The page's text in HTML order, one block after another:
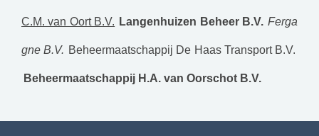
C.M. van Oort B.V. Langenhuizen Beheer B.V. Ferga
gne B.V. Beheermaatschappij De Haas Transport B.V.
Beheermaatschappij H.A. van Oorschot B.V.